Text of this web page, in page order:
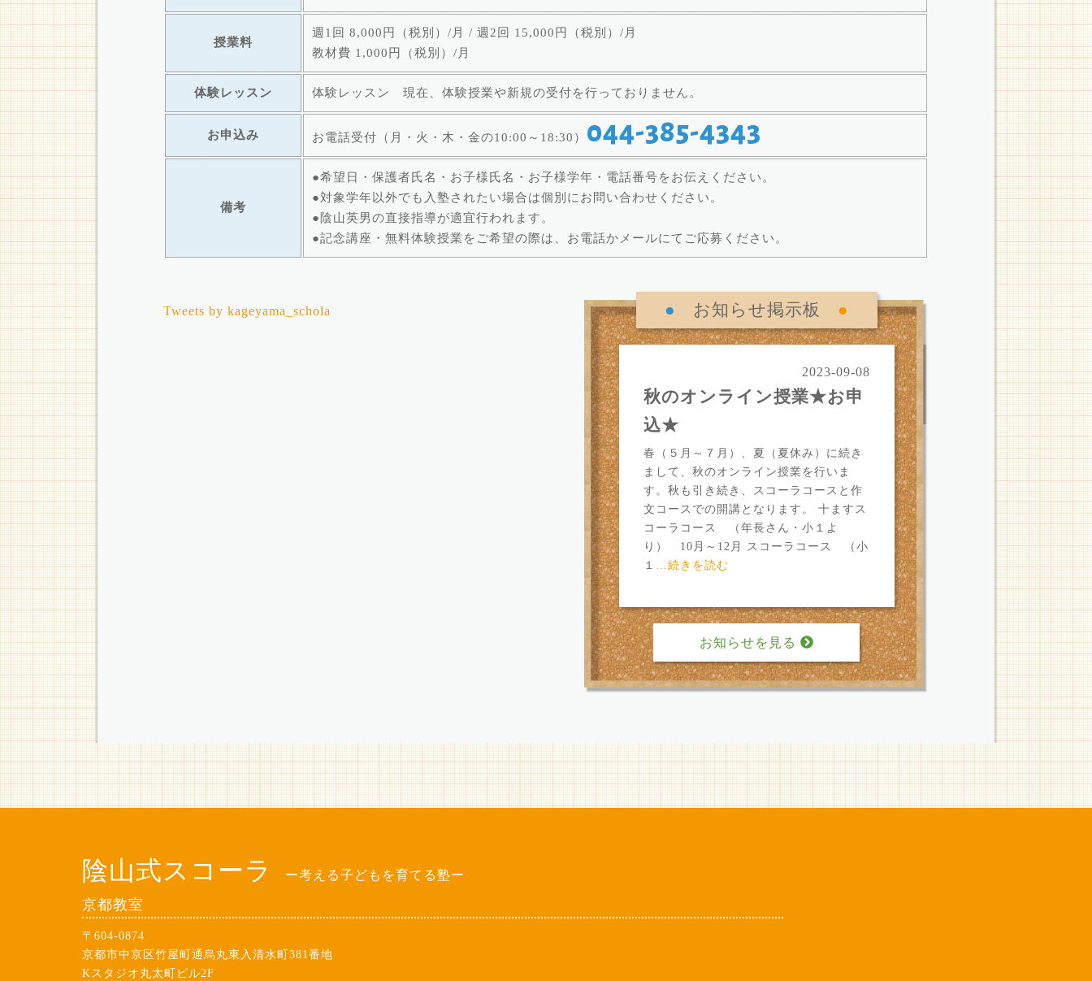
授業料
週1回 8,000円（税別）/月 / 週2回 15,000円（税別）/月
教材費 1,000円（税別）/月
体験レッスン 体験レッスン 現在、体験授業や新規の受付を行っておりません。
お申込み お電話受付（月・火・木・金の10:00～18:30） 044-385-4343
備考
●希望日・保護者氏名・お子様氏名・お子様学年・電話番号をお伝えください。
●対象学年以外でも入塾されたい場合は個別にお問い合わせください。
●陰山英男の直接指導が適宜行われます。
●記念講座・無料体験授業をご希望の際は、お電話かメールにてご応募ください。
Tweets by kageyama_schola ● お知らせ掲示板 ●
2023-09-08
秋のオンライン授業★お申
込★
春（５月～７月）、夏（夏休み）に続き
まして、秋のオンライン授業を行いま
す。秋も引き続き、スコーラコースと作
文コースでの開講となります。 十ますス
コーラコース （年長さん・小１よ
り） 10月～12月 スコーラコース （小
１
…続きを読む
お知らせを見る
陰山式スコーラ ー考える子どもを育てる塾ー
京都教室
〒604-0874
京都市中京区竹屋町通烏丸東入清水町381番地
Kスタジオ丸太町ビル2F